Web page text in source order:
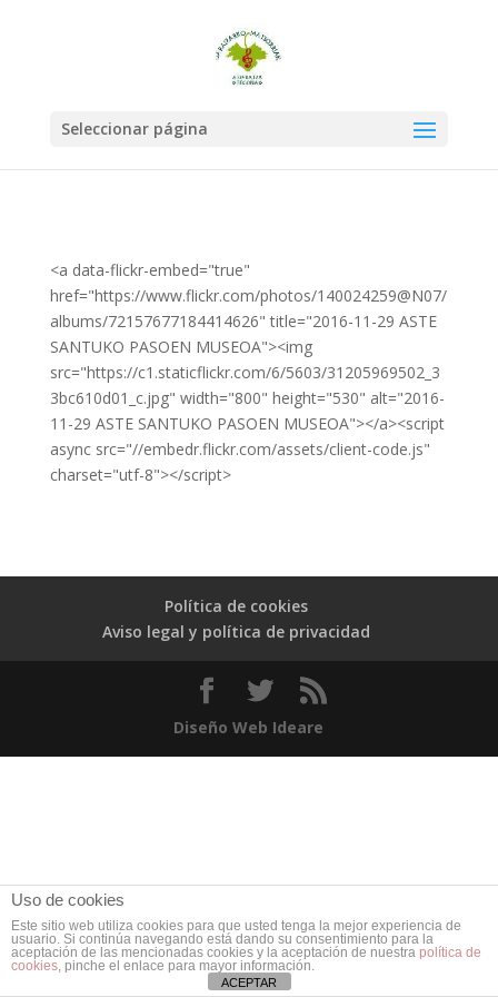
Seleccionar página
<a data-flickr-embed="true"
href="https://www.flickr.com/photos/140024259@N07/
albums/72157677184414626" title="2016-11-29 ASTE
SANTUKO PASOEN MUSEOA"><img
src="https://c1.staticflickr.com/6/5603/31205969502_3
3bc610d01_c.jpg" width="800" height="530" alt="2016-
11-29 ASTE SANTUKO PASOEN MUSEOA"></a><script
async src="//embedr.flickr.com/assets/client-code.js"
charset="utf-8"></script>
Política de cookies
Aviso legal y política de privacidad
Diseño Web Ideare
Uso de cookies
Este sitio web utiliza cookies para que usted tenga la mejor experiencia de
usuario. Si continúa navegando está dando su consentimiento para la
aceptación de las mencionadas cookies y la aceptación de nuestra política de
cookies, pinche el enlace para mayor información.
ACEPTAR